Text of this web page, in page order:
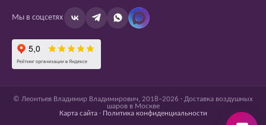
Мы в соцсетях
© Леонтьев Владимир Владимирович, 2018–2026 · Доставка воздушных
шаров в Москве
Карта сайта· Политика конфиденциальности